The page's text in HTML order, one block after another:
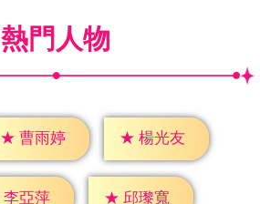
熱門人物
★ 曹雨婷 ★ 楊光友
李亞萍 ★ 邱瓈寬